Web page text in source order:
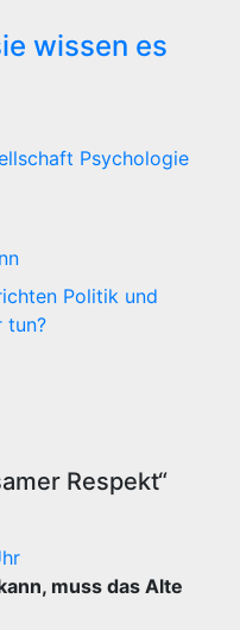
wissen es
Psychologie
Politik und
tun?
Respekt“
muss das Alte